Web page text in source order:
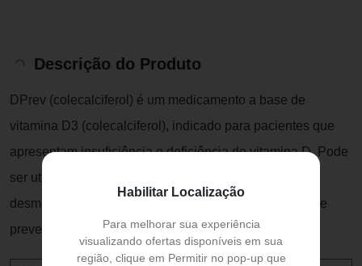
Habilitar Localização
Para melhorar sua experiência
visualizando ofertas disponíveis em sua
região, clique em Permitir no pop-up que
Descrição do Produto
DPrev (colecalciferol) é um medicamento a base de
vitamina D3 (colecalciferol), indicado para pacientes que
apresentam insuficiência e deficiência de vitamina D. Pode
ser utilizado na prevenção e tratamento auxiliar na
desmineralização óssea, do raquitismo, osteomalacia e
prevenção no risco de quedas e fraturas.